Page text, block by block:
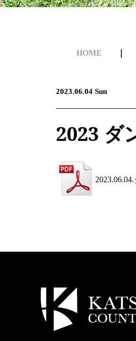
HOME
2023.06.04 Sun
2023 ダ